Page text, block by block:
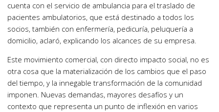
cuenta con el servicio de ambulancia para el traslado de
pacientes ambulatorios, que está destinado a todos los
socios, también con enfermería, pedicuría, peluquería a
domicilio, aclaró, explicando los alcances de su empresa.
Este movimiento comercial, con directo impacto social, no es
otra cosa que la materialización de los cambios que el paso
del tiempo, y la innegable transformación de la comunidad
imponen. Nuevas demandas, mayores desafíos y un
contexto que representa un punto de inflexión en varios